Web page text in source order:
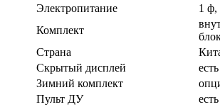
Электропитание
1 ф,
Комплект
Страна
Скрытый дисплей
есть
Зимний комплект
Пульт ДУ
есть